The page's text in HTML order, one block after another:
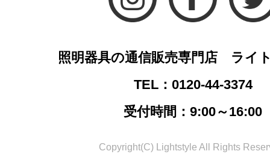
照明器具の通信販売専門店 ライ
TEL：0120-44-3374
受付時間：9:00～16:00
Copyright(C) Lightstyle All Rights